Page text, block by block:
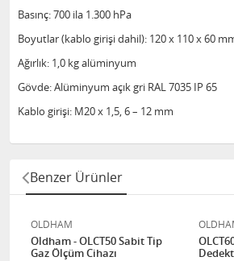
Basınç: 700 ila 1.300 hPa
Boyutlar (kablo girişi dahil): 120 x 110 x 60
Ağırlık: 1,0 kg alüminyum
Gövde: Alüminyum açık gri RAL 7035 IP 65
Kablo girişi: M20 x 1,5, 6 – 12 mm
Benzer Ürünler
OLDHAM
Oldham - OLCT50 Sabit Tip
Gaz Ölçüm Cihazı